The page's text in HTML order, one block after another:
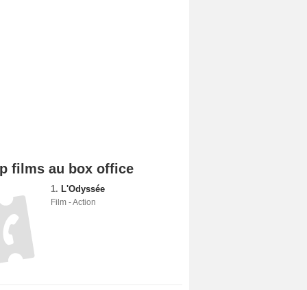
films au box office
1. L'Odyssée
Film - Action